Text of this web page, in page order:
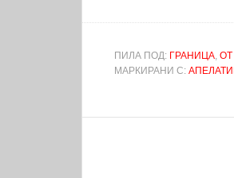
ПИЛА ПОД: ГРАНИЦА,
МАРКИРАНИ С: